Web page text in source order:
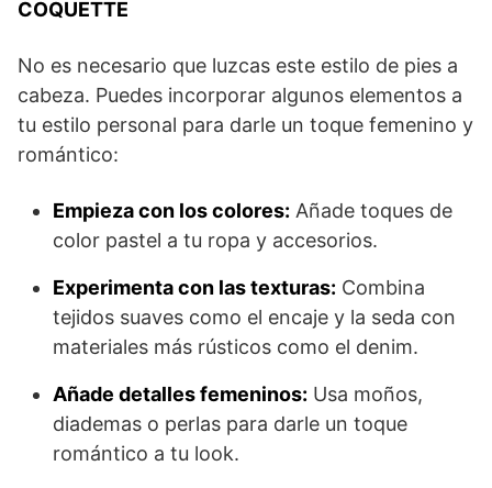
COQUETTE
No es necesario que luzcas este estilo de pies a
cabeza. Puedes incorporar algunos elementos a
tu estilo personal para darle un toque femenino y
romántico:
Empieza con los colores: Añade toques de
color pastel a tu ropa y accesorios.
Experimenta con las texturas: Combina
tejidos suaves como el encaje y la seda con
materiales más rústicos como el denim.
Añade detalles femeninos: Usa moños,
diademas o perlas para darle un toque
romántico a tu look.